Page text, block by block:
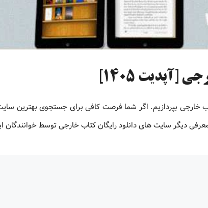
[آپدیت 1405]
خارجی بپردازیم. اگر شما فرصت کافی برای جستجوی بهترین
معرفی دیگر سایت های دانلود رایگان کتاب خارجی توسط